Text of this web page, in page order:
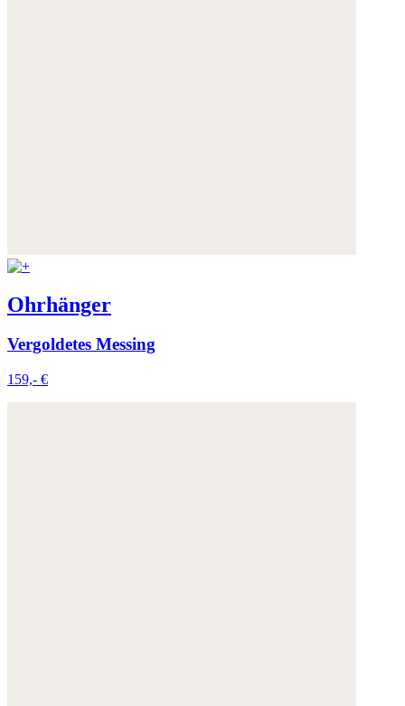
Ohrhänger
Vergoldetes Messing
159,- €